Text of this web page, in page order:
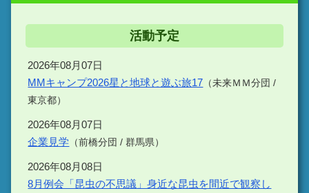
活動予定
2026年08月07日
MMキャンプ2026星と地球と遊ぶ旅17 （未来ＭＭ分団 /
東京都）
2026年08月07日
企業見学 （前橋分団 / 群馬県）
2026年08月08日
8月例会「昆虫の不思議」身近な昆虫を間近で観察し